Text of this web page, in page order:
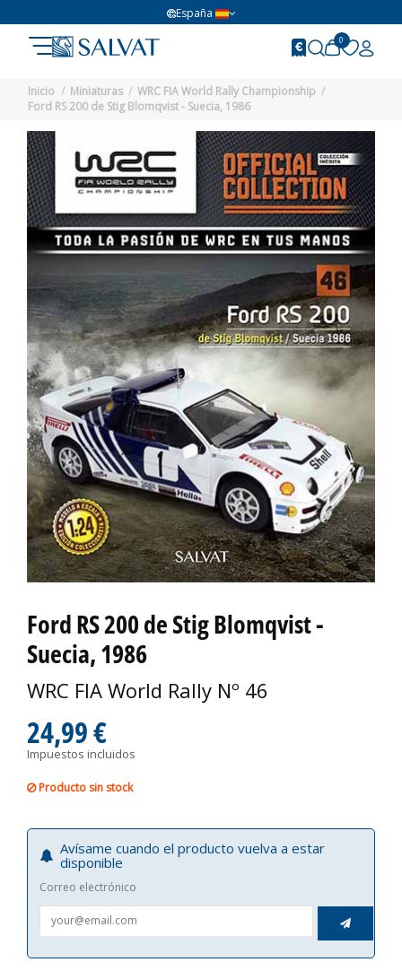
España
0
Inicio Miniaturas
WRC FIA World Rally Championship
Ford RS 200 de Stig Blomqvist - Suecia, 1986
Ford RS 200 de Stig Blomqvist -
Suecia, 1986
WRC FIA World Rally Nº 46
24,99 €
Impuestos incluidos
Producto sin stock
Avísame cuando el producto vuelva a estar
disponible
Correo electrónico
